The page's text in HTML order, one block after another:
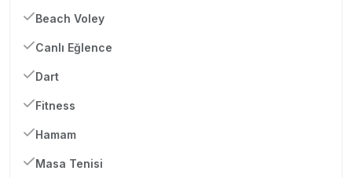
Beach Voley
Canlı Eğlence
Dart
Fitness
Hamam
Masa Tenisi